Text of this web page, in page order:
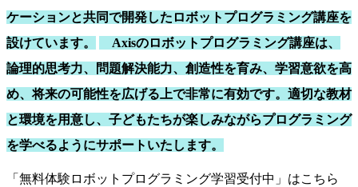
ケーションと共同で開発したロボットプログラミング講座を
設けています。
Axisのロボットプログラミング講座は、
論理的思考力、問題解決能力、創造性を育み、学習意欲を高
め、将来の可能性を広げる上で非常に有効です。適切な教材
と環境を用意し、子どもたちが楽しみながらプログラミング
を学べるようにサポートいたします。
「無料体験ロボットプログラミング学習受付中」はこちら